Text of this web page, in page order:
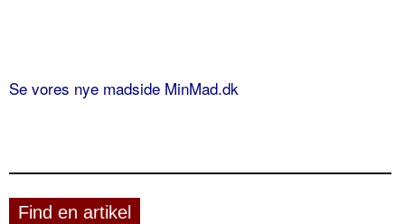
Se vores nye madside MinMad.dk
Find en artikel